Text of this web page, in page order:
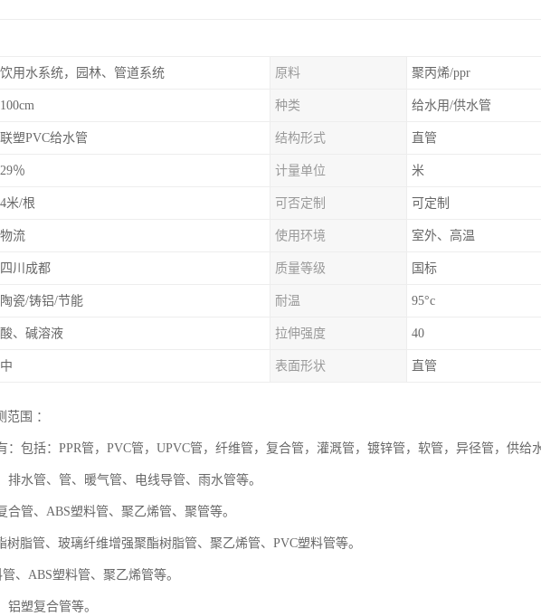
饮用水系统，园林、管道系统 原料 聚丙烯/ppr
100cm 种类 给水用/供水管
联塑PVC给水管 结构形式 直管
29％ 计量单位 米
4米/根 可否定制 可定制
物流 使用环境 室外、高温
四川成都 质量等级 国标
陶瓷/铸铝/节能 耐温 95°c
酸、碱溶液 拉伸强度 40
中 表面形状 直管
范围 ：
：包括：PPR管，PVC管，UPVC管，纤维管，复合管，灌溉管，镀锌管，软管，异径管，供给
排水管、管、暖气管、电线导管、雨水管等。
合管、ABS塑料管、聚乙烯管、聚管等。
树脂管、玻璃纤维增强聚酯树脂管、聚乙烯管、PVC塑料管等。
、ABS塑料管、聚乙烯管等。
铝塑复合管等。